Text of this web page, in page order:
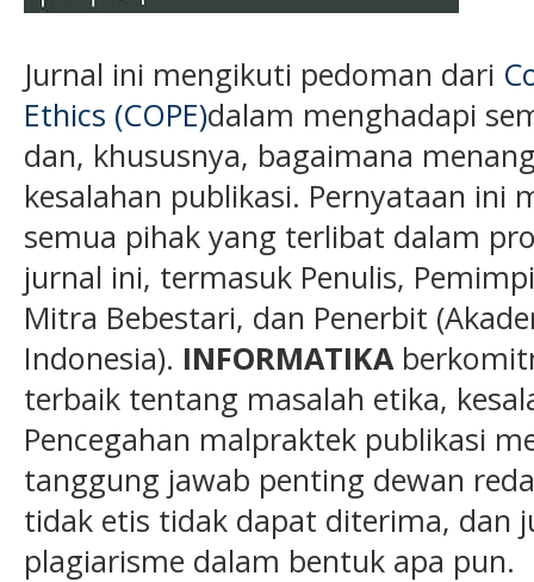
Jurnal ini mengikuti pedoman dari
Ethics (COPE)dalam menghadapi
dan, khususnya, bagaimana
kesalahan publikasi. Pernyataan ini
semua pihak yang terlibat dalam
jurnal ini, termasuk Penulis,
Mitra Bebestari, dan Penerbit
Indonesia). INFORMATIKA
terbaik tentang masalah etika,
Pencegahan malpraktek publikasi
tanggung jawab penting dewan
tidak etis tidak dapat diterima, dan
plagiarisme dalam bentuk apa pun.